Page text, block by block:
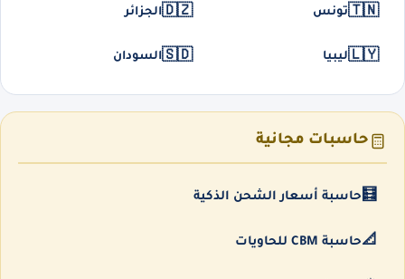
🇹🇳تونس 🇩🇿الجزائر
🇱🇾ليبيا 🇸🇩السودان
حاسبات مجانية
🧮 حاسبة أسعار الشحن الذكية
📐حاسبة CBM للحاويات